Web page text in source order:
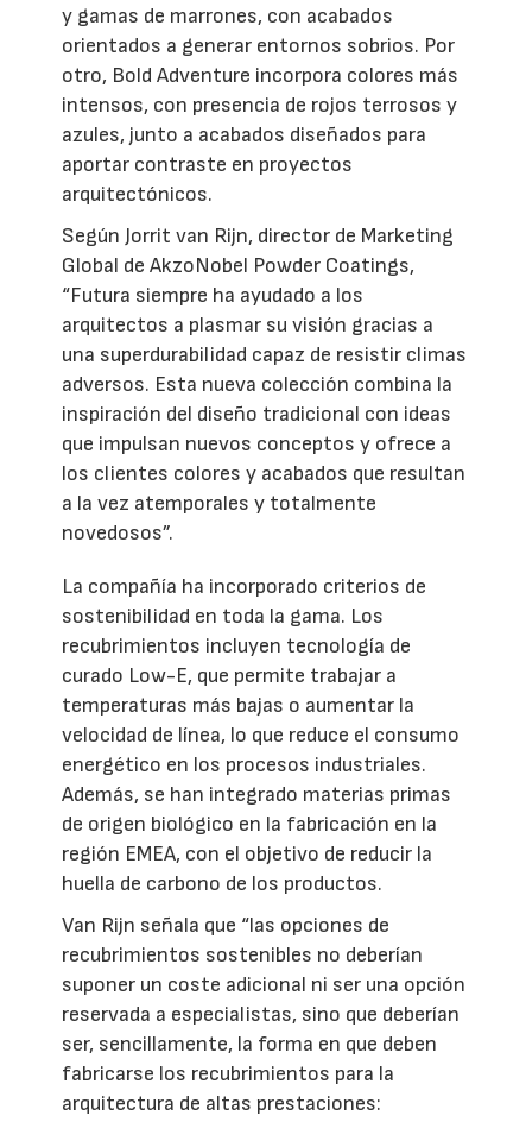
y gamas de marrones, con acabados
orientados a generar entornos sobrios. Por
otro, Bold Adventure incorpora colores más
intensos, con presencia de rojos terrosos y
azules, junto a acabados diseñados para
aportar contraste en proyectos
arquitectónicos.
Según Jorrit van Rijn, director de Marketing
Global de AkzoNobel Powder Coatings,
“Futura siempre ha ayudado a los
arquitectos a plasmar su visión gracias a
una superdurabilidad capaz de resistir climas
adversos. Esta nueva colección combina la
inspiración del diseño tradicional con ideas
que impulsan nuevos conceptos y ofrece a
los clientes colores y acabados que resultan
a la vez atemporales y totalmente
novedosos”.
La compañía ha incorporado criterios de
sostenibilidad en toda la gama. Los
recubrimientos incluyen tecnología de
curado Low-E, que permite trabajar a
temperaturas más bajas o aumentar la
velocidad de línea, lo que reduce el consumo
energético en los procesos industriales.
Además, se han integrado materias primas
de origen biológico en la fabricación en la
región EMEA, con el objetivo de reducir la
huella de carbono de los productos.
Van Rijn señala que “las opciones de
recubrimientos sostenibles no deberían
suponer un coste adicional ni ser una opción
reservada a especialistas, sino que deberían
ser, sencillamente, la forma en que deben
fabricarse los recubrimientos para la
arquitectura de altas prestaciones: